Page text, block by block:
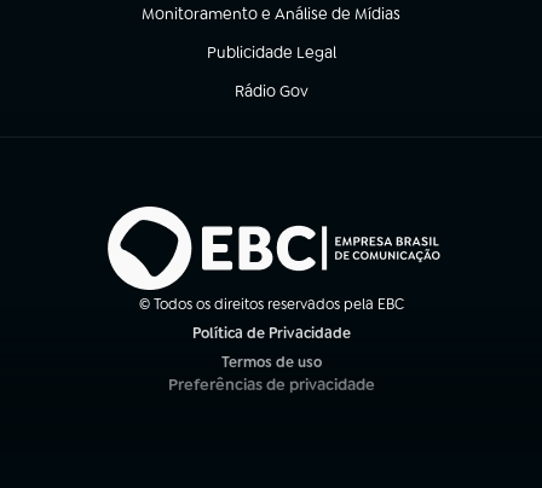
Monitoramento e Análise de Mídias
(abre em nova aba)
Publicidade Legal
(abre em nova aba)
Rádio Gov
(abre em nova aba)
© Todos os direitos reservados pela EBC
Política de Privacidade
Termos de uso
(abre em nova aba)
Preferências de privacidade